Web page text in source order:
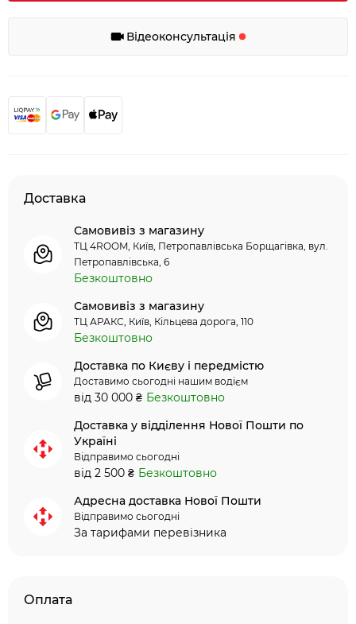
Відеоконсультація
Доставка
Самовивіз з магазину
ТЦ 4ROOM, Київ, Петропавлівська Борщагівка, вул.
Петропавлівська, 6
Безкоштовно
Самовивіз з магазину
ТЦ АРАКС, Київ, Кільцева дорога, 110
Безкоштовно
Доставка по Києву і передмістю
Доставимо сьогодні нашим водієм
від 30 000 ₴ Безкоштовно
Доставка у відділення Нової Пошти по
Україні
Відправимо сьогодні
від 2 500 ₴ Безкоштовно
Адресна доставка Нової Пошти
Відправимо сьогодні
За тарифами перевізника
Оплата